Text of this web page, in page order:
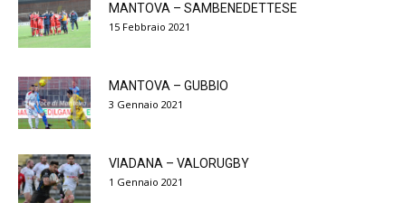
MANTOVA – SAMBENEDETTESE
15 Febbraio 2021
MANTOVA – GUBBIO
3 Gennaio 2021
VIADANA – VALORUGBY
1 Gennaio 2021